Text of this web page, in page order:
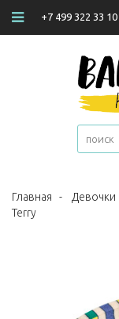
+7 499 322 33 10
Главная - Девочки
Terry